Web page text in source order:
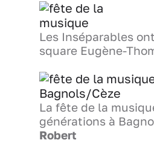
Les Inséparables
square Eugène-
La fête de la
générations à
Robert